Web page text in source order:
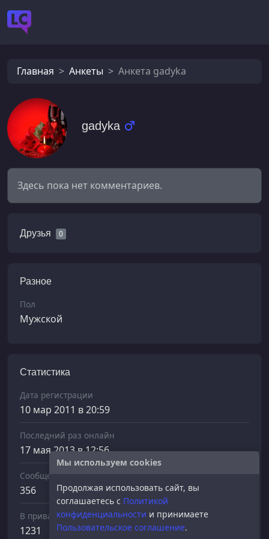
Главная Анкеты Анкета gadyka
gadyka
Здесь пока нет комментариев.
Друзья 0
Разное
Пол
Мужской
Статистика
Дата регистрации
10 мар 2011 в 20:59
Последний раз онлайн
17 мая 2013 в 12:56
Сообщений отправлено
356
В приват
1231
Мы используем cookies
Продолжая использовать сайт, вы
соглашаетесь с Политикой
конфиденциальности и принимаете
Пользовательское соглашение.